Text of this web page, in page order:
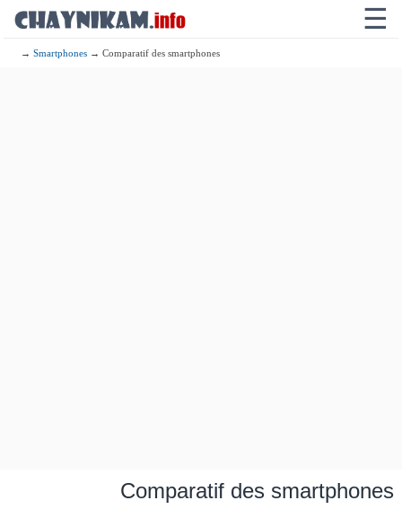
☰
→Smartphones → Comparatif des smartphones
Comparatif des smartphones